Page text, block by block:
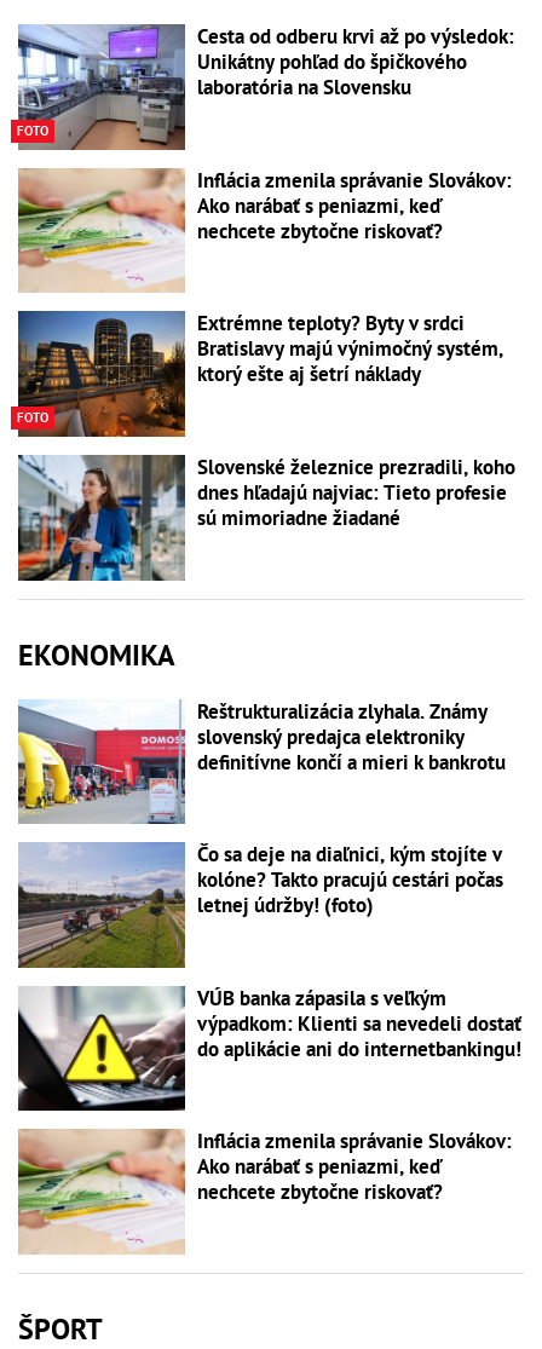
FOTO
Cesta od odberu krvi až po výsledok:
Unikátny pohľad do špičkového
laboratória na Slovensku
Inflácia zmenila správanie Slovákov:
Ako narábať s peniazmi, keď
nechcete zbytočne riskovať?
FOTO
Extrémne teploty? Byty v srdci
Bratislavy majú výnimočný systém,
ktorý ešte aj šetrí náklady
Slovenské železnice prezradili, koho
dnes hľadajú najviac: Tieto profesie
sú mimoriadne žiadané
EKONOMIKA
Reštrukturalizácia zlyhala. Známy
slovenský predajca elektroniky
definitívne končí a mieri k bankrotu
Čo sa deje na diaľnici, kým stojíte v
kolóne? Takto pracujú cestári počas
letnej údržby! (foto)
VÚB banka zápasila s veľkým
výpadkom: Klienti sa nevedeli dostať
do aplikácie ani do internetbankingu!
Inflácia zmenila správanie Slovákov:
Ako narábať s peniazmi, keď
nechcete zbytočne riskovať?
ŠPORT